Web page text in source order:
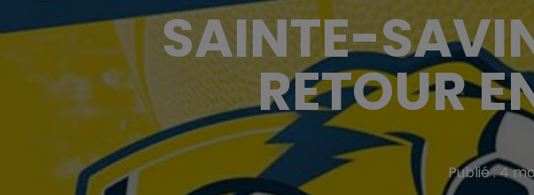
SAINTE-
RETOUR
Publié : 4